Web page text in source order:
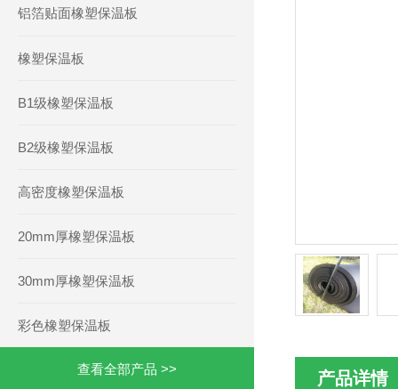
铝箔贴面橡塑保温板
橡塑保温板
B1级橡塑保温板
B2级橡塑保温板
高密度橡塑保温板
20mm厚橡塑保温板
30mm厚橡塑保温板
彩色橡塑保温板
查看全部产品 >> 产品详情